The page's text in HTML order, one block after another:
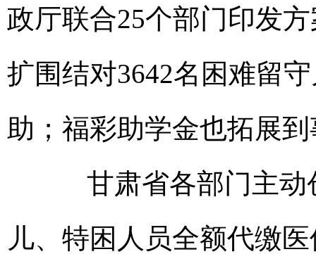
政厅联合25个部门印发
扩围结对3642名困难留
助；福彩助学金也拓展
甘肃省各部门主动
儿、特困人员全额代缴